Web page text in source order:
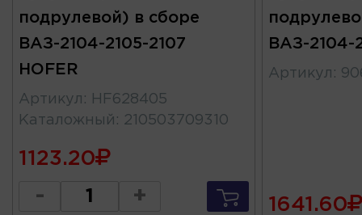
подрулевой) в сборе
ВАЗ-2104-2105-2107
HOFER
Артикул :
HF628405
Каталожный : 210503709310
1123.20
- +
ВАЗ-2104-
Артикул :
1641.60